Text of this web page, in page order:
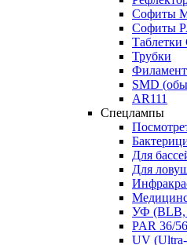
Софиты
Софиты
Трубки
SMD
AR111
Спецлампы
Для
Для
УФ (BLB,
PAR 36/
UV